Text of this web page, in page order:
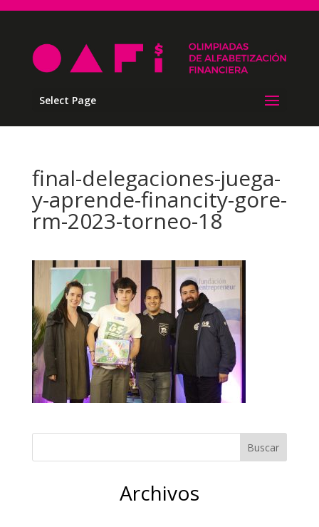
Select Page
final-delegaciones-juega-
y-aprende-financity-gore-
rm-2023-torneo-18
Archivos